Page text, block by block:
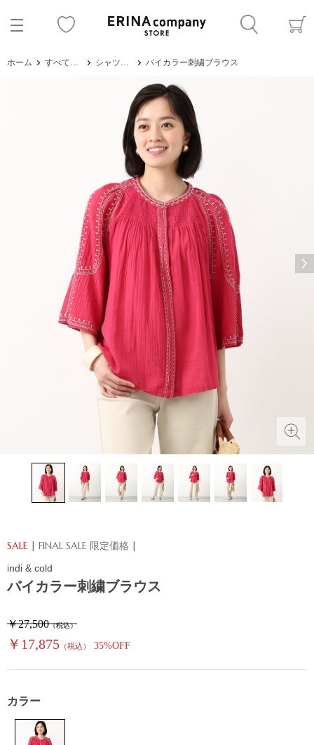
ホーム すべてのアイテム シャツ・ブラウス バイカラー刺繍ブラウス
バイカラー刺繍ブラウス
SALE | FINAL SALE 限定価格 |
￥27,500（税込）
￥17,875 （税込） 35%OFF
indi & cold
カラー